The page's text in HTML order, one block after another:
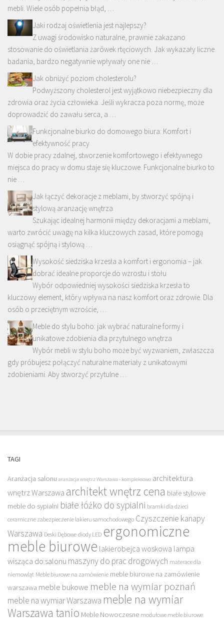
mebli. Wiele osób popełnia błąd, …
Jaki rodzaj oświetlenia jest najlepszy?
Z uwagi środowisko naturalne, prawnie zakazano
stosowanie do oświetlania żarówek rtęciowych. Jak wykazały liczne
badania, bardzo negatywnie wpływały one nie …
Jak obniżyć poziom cholesterolu?
Podwyższony cholesterol jest wyjątkowo niebezpieczny dla
zdrowia oraz życia człowieka. Jeśli wykracza poza normę, może
doprowadzić do zawału serca, a …
Funkcjonalne biurko do domowego biura: Komfort i
efektywność pracy
W dobie pracy zdalnej, stworzenie komfortowego i efektywnego
miejsca do pracy w domu staje się kluczowe. Funkcjonalne biurko to
nie …
Jak łączyć dekoracje z meblami, by stworzyć spójną i
stylową aranżację wnętrza
Szukając idealnej harmonii między dekoracjami a meblami,
warto zwrócić uwagę na kilka kluczowych zasad, które pomogą
osiągnąć spójną i stylową …
Wysokość siedziska krzesła a komfort i ergonomia – jak
dobrać idealne proporcje do wzrostu i stołu
Wybór odpowiedniej wysokości siedziska krzesła to
kluczowy element, który wpływa na nasz komfort oraz zdrowie. Dla
osób o przeciętnym wzroście, …
Meble do stylu boho: jak wybrać naturalne formy i
unikatowe zdobienia dla przytulnego wnętrza
Wybór mebli w stylu boho może być wyzwaniem, zwłaszcza
gdy próbujesz połączyć naturalne materiały z unikatowymi
zdobieniami. Aby stworzyć przytulne …
TAGI
Aranżacja salonu aranżacja wnętrz Warszawa - kompleksowo architektura
wnętrz Warszawa architekt wnętrz cena białe stylowe
meble do sypialni białe łóżko do sypialni bramki dla dzieci
ceramiczne zabezpieczenie lakieru samochodowego Czyszczenie kanapy
Warszawa Deski Dębowe diody LED ergonomiczne
meble biurowe lakierobejca woskowa lampa
wisząca do salonu maszyny do prac drogowych materace dla
niemowląt Meble biurowe na zamówienie meble biurowe na zamówienie
warszawa meble bukowe meble na wymiar poznań
meble na wymiar Warszawa meble na wymiar
Warszawa tanio Meble Nowoczesne modułowe meble biurowe